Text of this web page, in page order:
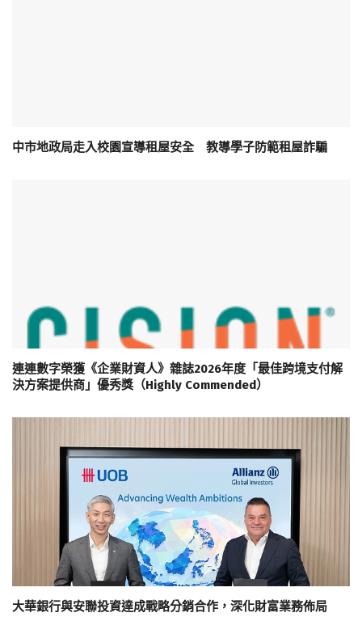
中市地政局走入校園宣導租屋安全 教導學子防範租屋詐騙
連連數字榮獲《企業財資人》雜誌2026年度「最佳跨境支付解
決方案提供商」優秀獎（Highly Commended）
大華銀行與安聯投資達成戰略分銷合作，深化財富業務佈局